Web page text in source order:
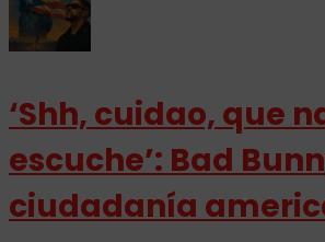
‘Shh, cuidao, que
escuche’: Bad
ciudadanía